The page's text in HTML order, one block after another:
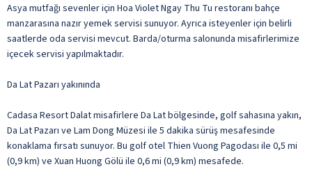
Asya mutfağı sevenler için Hoa Violet Ngay Thu Tu restoranı bahçe
manzarasına nazır yemek servisi sunuyor. Ayrıca isteyenler için belirli
saatlerde oda servisi mevcut. Barda/oturma salonunda misafirlerimize
içecek servisi yapılmaktadır.
Da Lat Pazarı yakınında
Cadasa Resort Dalat misafirlere Da Lat bölgesinde, golf sahasına yakın,
Da Lat Pazarı ve Lam Dong Müzesi ile 5 dakika sürüş mesafesinde
konaklama fırsatı sunuyor. Bu golf otel Thien Vuong Pagodası ile 0,5 mi
(0,9 km) ve Xuan Huong Gölü ile 0,6 mi (0,9 km) mesafede.